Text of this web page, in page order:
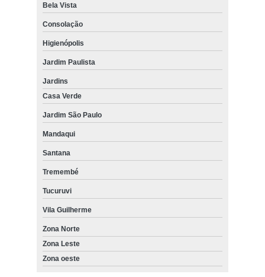
Bela Vista
Consolação
Higienópolis
Jardim Paulista
Jardins
Casa Verde
Jardim São Paulo
Mandaqui
Santana
Tremembé
Tucuruvi
Vila Guilherme
Zona Norte
Zona Leste
Zona oeste